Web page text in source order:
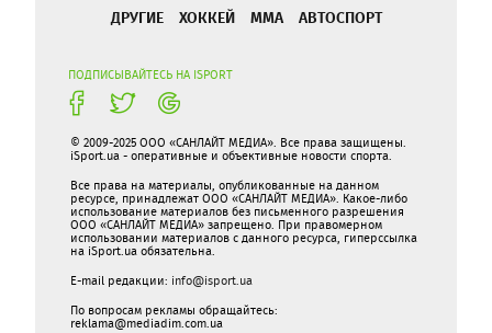
ДРУГИЕ
ХОККЕЙ ММА АВТОСПОРТ
ПОДПИСЫВАЙТЕСЬ НА ISPORT
© 2009-2025 ООО «САНЛАЙТ МЕДИА». Все права защищены.
iSport.ua - оперативные и объективные новости спорта.
Все права на материалы, опубликованные на данном
ресурсе, принадлежат ООО «САНЛАЙТ МЕДИА». Какое-либо
использование материалов без письменного разрешения
ООО «САНЛАЙТ МЕДИА» запрещено. При правомерном
использовании материалов с данного ресурса, гиперссылка
на iSport.ua обязательна.
E-mail редакции: info@isport.ua
По вопросам рекламы обращайтесь:
reklama@mediadim.com.ua